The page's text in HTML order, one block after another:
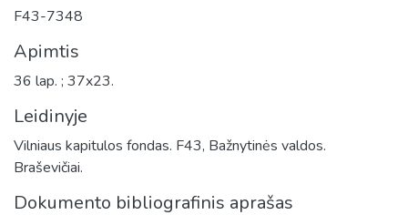
F43-7348
Apimtis
36 lap. ; 37x23.
Leidinyje
Vilniaus kapitulos fondas. F43, Bažnytinės valdos.
Braševičiai.
Dokumento bibliografinis aprašas